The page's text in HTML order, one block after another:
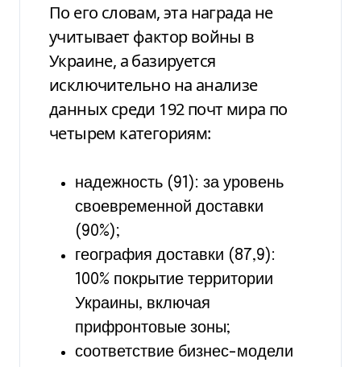
По его словам, эта награда не
учитывает фактор войны в
Украине, а базируется
исключительно на анализе
данных среди 192 почт мира по
четырем категориям:
надежность (91): за уровень
своевременной доставки
(90%);
география доставки (87,9):
100% покрытие территории
Украины, включая
прифронтовые зоны;
соответствие бизнес-модели